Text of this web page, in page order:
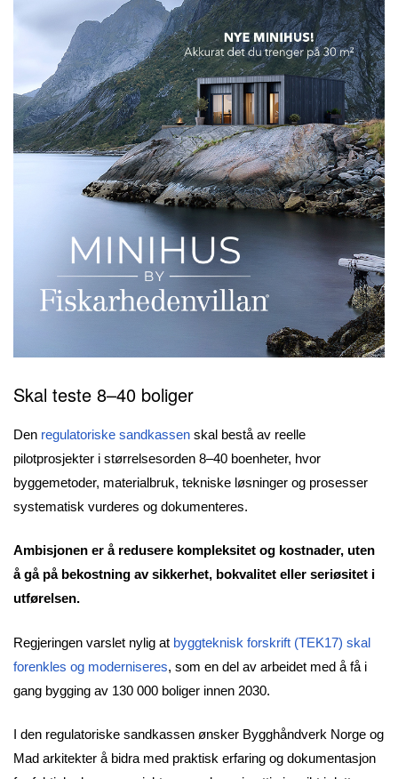
Skal teste 8–40 boliger
Den regulatoriske sandkassen skal bestå av reelle
pilotprosjekter i størrelsesorden 8–40 boenheter, hvor
byggemetoder, materialbruk, tekniske løsninger og prosesser
systematisk vurderes og dokumenteres.
Ambisjonen er å redusere kompleksitet og kostnader, uten
å gå på bekostning av sikkerhet, bokvalitet eller seriøsitet i
utførelsen.
Regjeringen varslet nylig at byggteknisk forskrift (TEK17) skal
forenkles og moderniseres, som en del av arbeidet med å få i
gang bygging av 130 000 boliger innen 2030.
I den regulatoriske sandkassen ønsker Bygghåndverk Norge og
Mad arkitekter å bidra med praktisk erfaring og dokumentasjon